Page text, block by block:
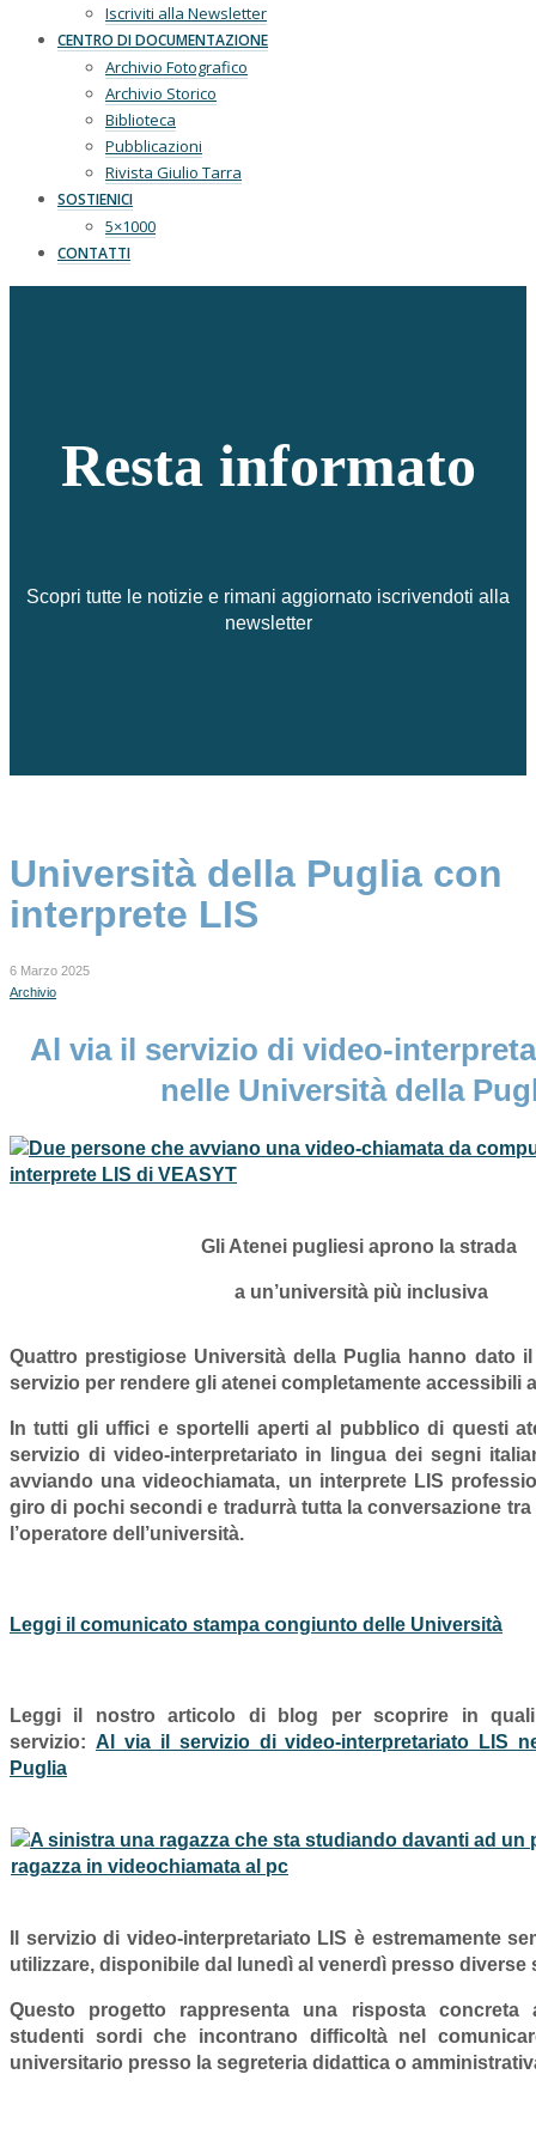
Iscriviti alla Newsletter
CENTRO DI DOCUMENTAZIONE
Archivio Fotografico
Archivio Storico
Biblioteca
Pubblicazioni
Rivista Giulio Tarra
SOSTIENICI
5×1000
CONTATTI
Resta informato
Scopri tutte le notizie e rimani aggiornato iscrivendoti alla
newsletter
Università della Puglia con
interprete LIS
6 Marzo 2025
Archivio
Al via il servizio di video-
nelle Università della
Gli Atenei pugliesi aprono la strada
a un’università più inclusiva
Quattro prestigiose Università della Puglia hanno dato
servizio per rendere gli atenei completamente accessibili
In tutti gli uffici e sportelli aperti al pubblico di questi
servizio di video-interpretariato in lingua dei segni
avviando una videochiamata, un interprete LIS
giro di pochi secondi e tradurrà tutta la conversazione
l’operatore dell’università.
Leggi il comunicato stampa congiunto delle Università
Leggi il nostro articolo di blog per scoprire in
servizio: Al via il servizio di video-interpretariato LIS
Puglia
Il servizio di video-interpretariato LIS è estremamente
utilizzare, disponibile dal lunedì al venerdì presso diverse
Questo progetto rappresenta una risposta concreta
studenti sordi che incontrano difficoltà nel
universitario presso la segreteria didattica o